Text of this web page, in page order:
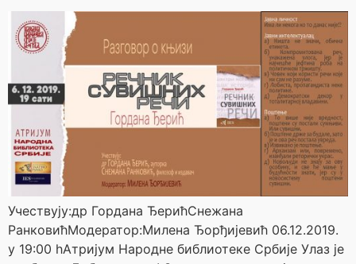
Учествују:др Гордана ЂерићСнежана
РанковићМодератор:Милена Ђорђијевић 06.12.2019.
у 19:00 hАтријум Народне библиотеке Србије Улаз је